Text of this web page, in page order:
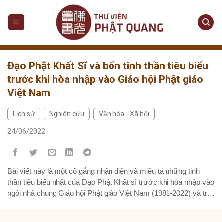
Đạo Phật Khất Sĩ và bốn tinh thần tiêu biểu
trước khi hòa nhập vào Giáo hội Phật giáo
Việt Nam
Lịch sử Nghiên cứu Văn hóa - Xã hội
24/06/2022
Bài viết này là một cố gắng nhận diện và miêu tả những tinh
thần tiêu biểu nhất của Đạo Phật Khất sĩ trước khi hòa nhập vào
ngôi nhà chung Giáo hội Phật giáo Việt Nam (1981-2022) và trở